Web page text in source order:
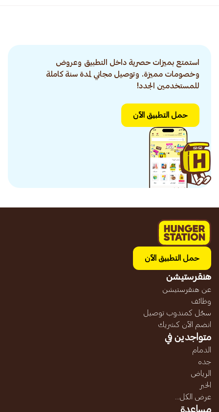
استمتع بميزات حصرية داخل التطبيق وعروض
وخصومات مميزة. وتوصيل مجاني لمدة سنة كاملة
للمستخدمين الجدد!
حمل التطبيق الآن
حمل التطبيق الآن
هنقرستيشن
عن هنقرستيشن
وظائف
سجّل كمندوب توصيل
انضم الآن كشريك
متواجدين في
الدمام
جده
الرياض
الخبر
عرض الكل...
مساعدة